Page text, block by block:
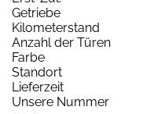
Getriebe
Kilometerstand
Anzahl der Türen
Farbe
Standort
Lieferzeit
Unsere Nummer